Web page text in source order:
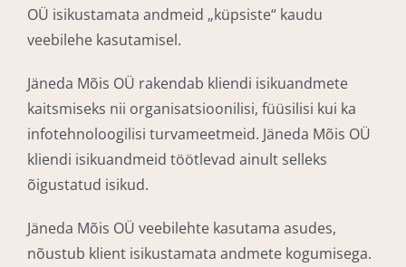
OÜ isikustamata andmeid „küpsiste“ kaudu
veebilehe kasutamisel.
Jäneda Mõis OÜ rakendab kliendi isikuandmete
kaitsmiseks nii organisatsioonilisi, füüsilisi kui ka
infotehnoloogilisi turvameetmeid. Jäneda Mõis OÜ
kliendi isikuandmeid töötlevad ainult selleks
õigustatud isikud.
Jäneda Mõis OÜ veebilehte kasutama asudes,
nõustub klient isikustamata andmete kogumisega.